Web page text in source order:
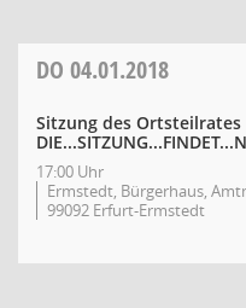
DO 04.01.2018
Sitzung des Ortsteilrates
17:00 Uhr
Ermstedt, Bürgerhaus,
99092 Erfurt-Ermstedt